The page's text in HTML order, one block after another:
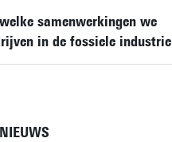
samenwerkingen we
in de fossiele industrie